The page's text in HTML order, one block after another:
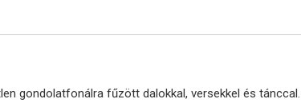
gondolatfonálra fűzött dalokkal, versekkel és tánccal.